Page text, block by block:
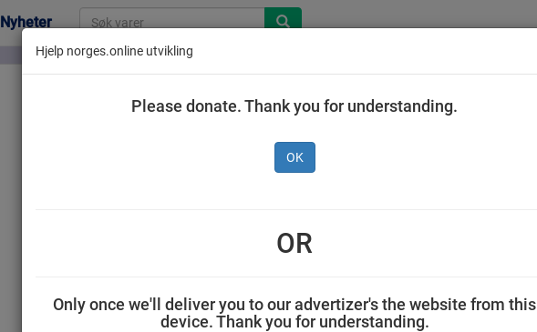
Nyheter
Pære 90 g
Hjelp norges.online utvikling
Please donate. Thank you for understanding.
OK
OR
Only once we'll deliver you to our advertizer's the website from this
device. Thank you for understanding.